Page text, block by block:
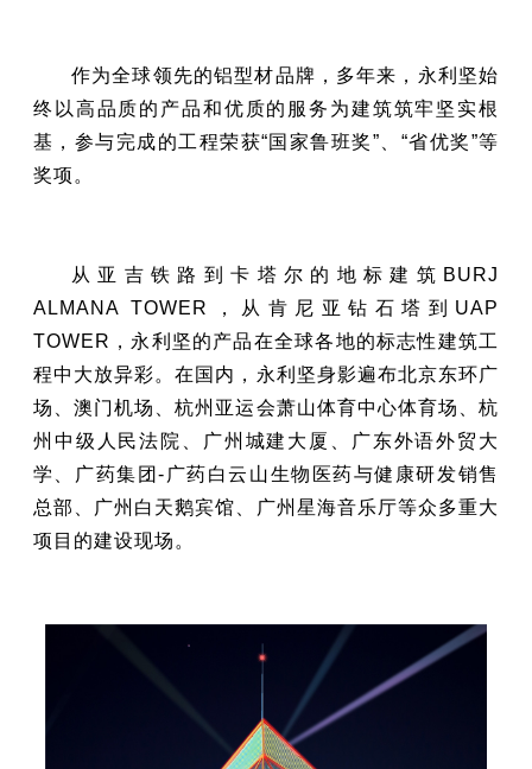
作为全球领先的铝型材品牌，多年来，永利坚始
终以高品质的产品和优质的服务为建筑筑牢坚实根
基，参与完成的工程荣获“国家鲁班奖”、“省优奖”等
奖项。
从亚吉铁路到卡塔尔的地标建筑BURJ
ALMANA TOWER，从肯尼亚钻石塔到UAP
TOWER，永利坚的产品在全球各地的标志性建筑工
程中大放异彩。在国内，永利坚身影遍布北京东环广
场、澳门机场、杭州亚运会萧山体育中心体育场、杭
州中级人民法院、广州城建大厦、广东外语外贸大
学、广药集团-广药白云山生物医药与健康研发销售
总部、广州白天鹅宾馆、广州星海音乐厅等众多重大
项目的建设现场。